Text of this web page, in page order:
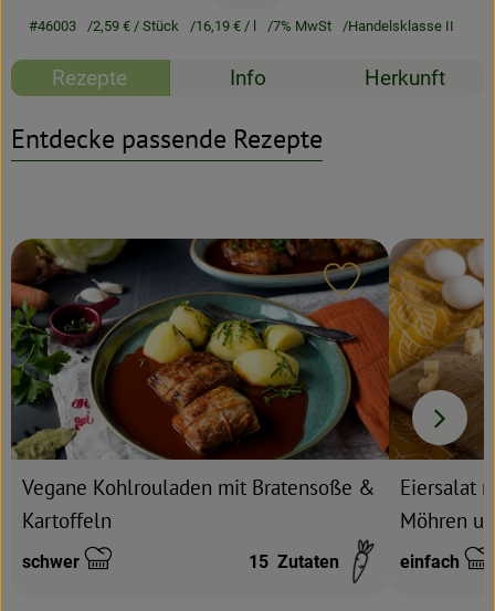
#46003 2,59 €/ Stück 16,19 €/ l 7% MwSt Handelsklasse II
Rezepte Info Herkunft
Entdecke passende Rezepte
Vegane Kohlrouladen mit Bratensoße &
Kartoffeln
Schwierigkeit:
schwer 15 Zutaten
Rezept zu
Eiersalat
Möhren
einfach